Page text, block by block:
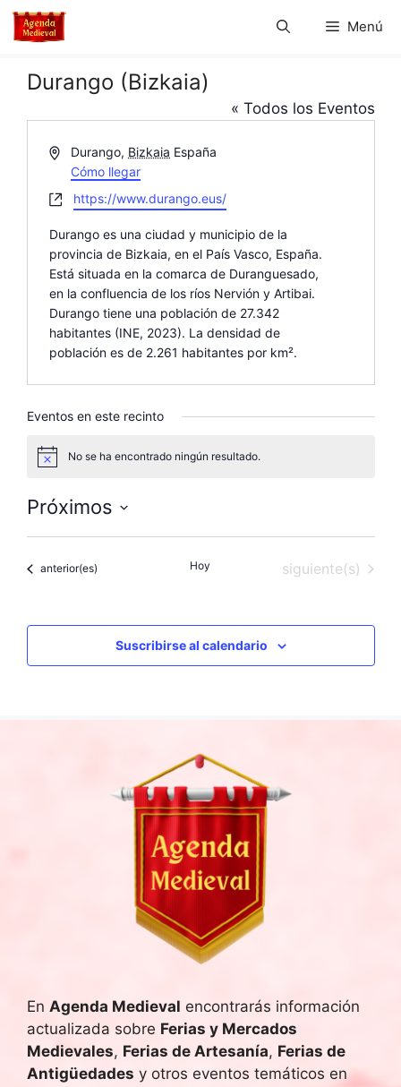
Saltar
Menú
Durango (Bizkaia)
« Todos los Eventos
D
r
e
c
c
i
ó
n
Durango, Bizkaia España
Cómo llegar
W
b
s
i
t
e
https://www.durango.eus/
Durango es una ciudad y municipio de la
provincia de Bizkaia, en el País Vasco, España.
Está situada en la comarca de Duranguesado,
en la confluencia de los ríos Nervión y Artibai.
Durango tiene una población de 27.342
habitantes (INE, 2023). La densidad de
población es de 2.261 habitantes por km².
Eventos en este recinto
s
No se ha encontrado ningún resultado.
Próximos
S
l
c
i
Eventos
anterior(es) Hoy Eventos
siguiente(s)
Suscribirse al calendario
En Agenda Medieval encontrarás información
actualizada sobre Ferias y Mercados
Medievales, Ferias de Artesanía, Ferias de
Antigüedades y otros eventos temáticos en